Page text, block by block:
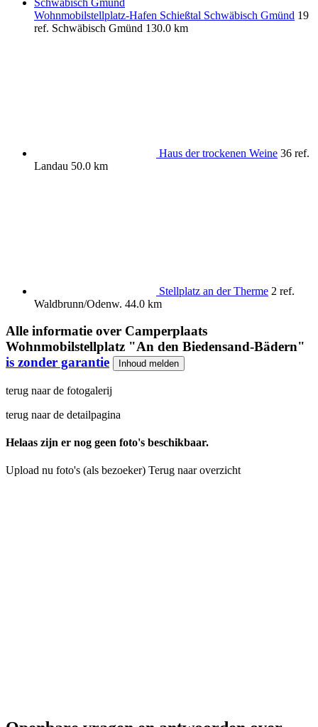
Wohnmobilstellplatz-Hafen Schießtal Schwäbisch Gmünd 19
ref. Schwäbisch Gmünd 130.0 km
Haus der trockenen Weine 36 ref.
Landau 50.0 km
Stellplatz an der Therme 2 ref.
Waldbrunn/Odenw. 44.0 km
Alle informatie over Camperplaats
Wohnmobilstellplatz "An den Biedensand-Bädern"
is zonder garantie
Inhoud melden
terug naar de fotogalerij
terug naar de detailpagina
Helaas zijn er nog geen foto's beschikbaar.
Upload nu foto's (als bezoeker) Terug naar overzicht